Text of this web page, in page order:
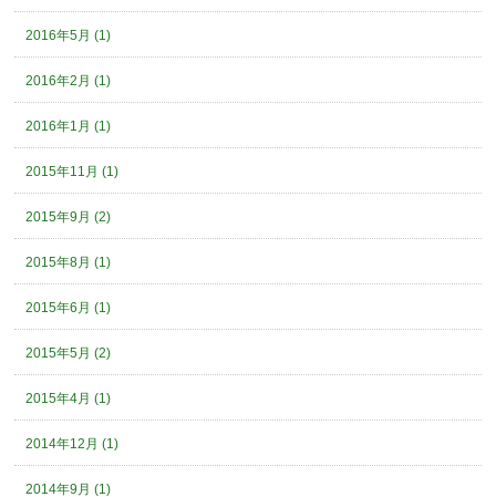
2016年5月 (1)
2016年2月 (1)
2016年1月 (1)
2015年11月 (1)
2015年9月 (2)
2015年8月 (1)
2015年6月 (1)
2015年5月 (2)
2015年4月 (1)
2014年12月 (1)
2014年9月 (1)